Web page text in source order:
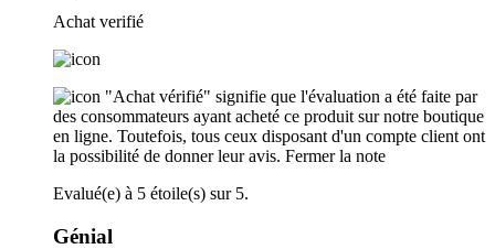
Achat verifié
"Achat vérifié" signifie que l'évaluation a été faite par
des consommateurs ayant acheté ce produit sur notre boutique
en ligne. Toutefois, tous ceux disposant d'un compte client ont
la possibilité de donner leur avis. Fermer la note
Evalué(e) à 5 étoile(s) sur 5.
Génial